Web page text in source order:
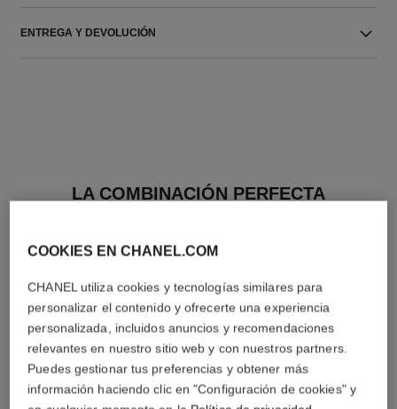
ENTREGA Y DEVOLUCIÓN
LA COMBINACIÓN PERFECTA
COOKIES EN CHANEL.COM
CHANEL utiliza cookies y tecnologías similares para
personalizar el contenido y ofrecerte una experiencia
personalizada, incluidos anuncios y recomendaciones
relevantes en nuestro sitio web y con nuestros partners.
Puedes gestionar tus preferencias y obtener más
información haciendo clic en "Configuración de cookies" y